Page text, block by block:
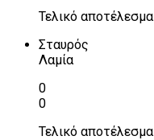
Τελικό αποτέλεσμα
Σταυρός
Λαμία
0
0
Τελικό αποτέλεσμα